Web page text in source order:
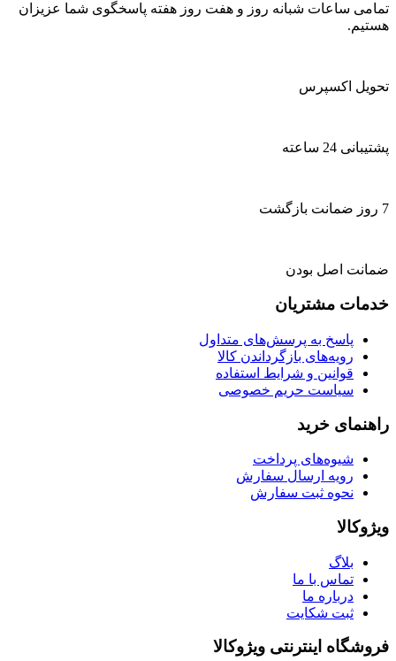
تمامی ساعات شبانه روز و هفت روز هفته پاسخگوی شما عزیزان
هستیم.
تحویل اکسپرس
پشتیبانی 24 ساعته
7 روز ضمانت بازگشت
ضمانت اصل بودن
خدمات مشتریان
پاسخ به پرسش‌های متداول
رویه‌های بازگرداندن کالا
قوانین و شرایط استفاده
سیاست حریم خصوصی
راهنمای خرید
شیوه‌های پرداخت
رویه ارسال سفارش
نحوه ثبت سفارش
ویژوکالا
بلاگ
تماس با ما
درباره ما
ثبت شکایت
فروشگاه اینترنتی ویژوکالا